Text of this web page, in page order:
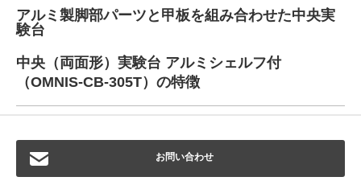
アルミ製脚部パーツと甲板を組み合わせた中央実
験台
中央（両面形）実験台 アルミシェルフ付
（OMNIS-CB-305T）の特徴
お問い合わせ